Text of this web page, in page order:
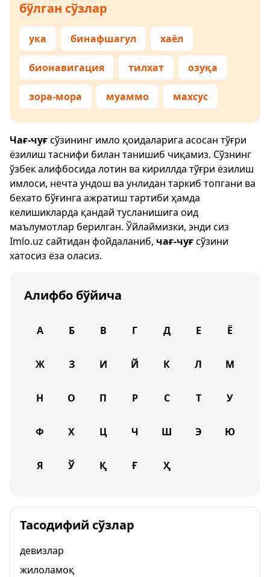
бўлган сўзлар
ука бинафшагул хаёл
бионавигация тилхат озуқа
зора-мора муаммо махсус
Чағ-чуғсўзининг имло қоидаларига асосан тўғри
ёзилиш таснифи билан танишиб чиқамиз. Сўзнинг
ўзбек алифбосида лотин ва кириллда тўғри ёзилиш
имлоси, нечта ундош ва унлидан таркиб топгани ва
бехато бўғинга ажратиш тартиби ҳамда
келишикларда қандай тусланишига оид
маълумотлар берилган. Ўйлаймизки, энди сиз
Imlo.uz сайтидан фойдаланиб, чағ-чуғсўзини
хатосиз ёза оласиз.
Алифбо бўйича
А Б В Г Д Е Ё
Ж З И Й К Л М
Н О П Р С Т У
Ф Х Ц Ч Ш Э Ю
Я Ў Қ Ғ Ҳ
Тасодифий сўзлар
девизлар
жилоламоқ